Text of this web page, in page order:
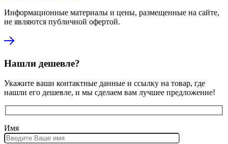
Информационные материалы и цены, размещенные на сайте,
не являются публичной офертой.
Нашли дешевле?
Укажите ваши контактные данные и ссылку на товар, где
нашли его дешевле, и мы сделаем вам лучшее предложение!
Имя